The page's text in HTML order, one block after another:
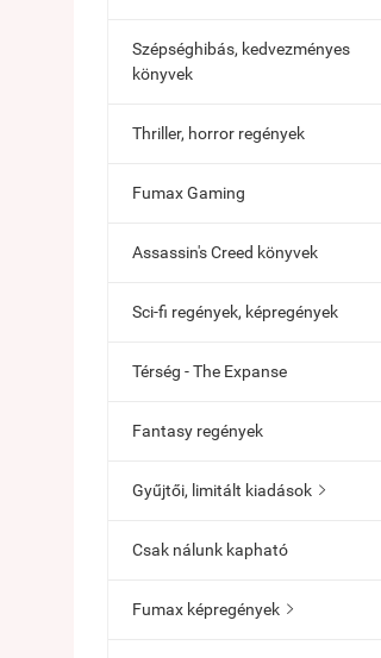
Szépséghibás, kedvezményes
könyvek
Thriller, horror regények
Fumax Gaming
Assassin's Creed könyvek
Sci-fi regények, képregények
Térség - The Expanse
Fantasy regények
Gyűjtői, limitált kiadások 
Csak nálunk kapható
Fumax képregények 